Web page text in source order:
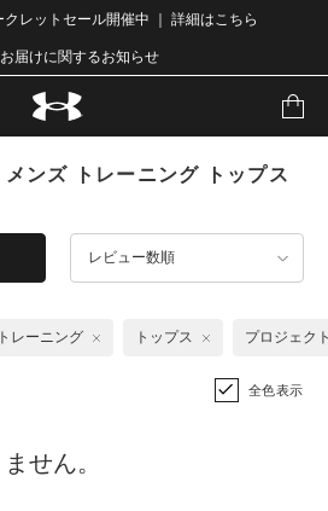
クレットセール開催中 ｜ 詳細はこちら
届けに関するお知らせ
ンズ トレーニング トップス
レビュー数順
トレーニング トップス プロジェク
全色表示
せん。